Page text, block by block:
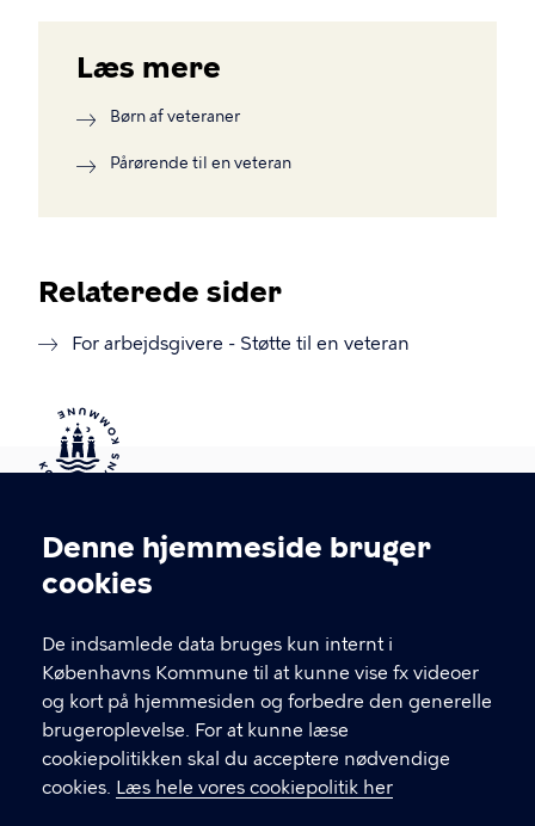
Cookieindstillinger
Denne hjemmeside bruger
cookies
De indsamlede data bruges kun internt i
Københavns Kommune til at kunne vise fx videoer
og kort på hjemmesiden og forbedre den generelle
brugeroplevelse. For at kunne læse
cookiepolitikken skal du acceptere nødvendige
cookies. Læs hele vores cookiepolitik her
Læs mere
Børn af veteraner
Pårørende til en veteran
Relaterede sider
For arbejdsgivere - Støtte til en veteran
Kontakt Københavns Kommune
T
fFind andre kontakter her
CVR-nummer64942212
GENVEJE